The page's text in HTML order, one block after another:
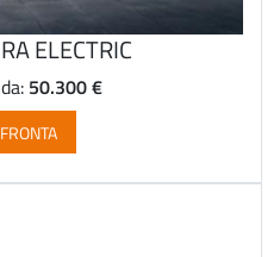
ELECTRIC
50.300 €